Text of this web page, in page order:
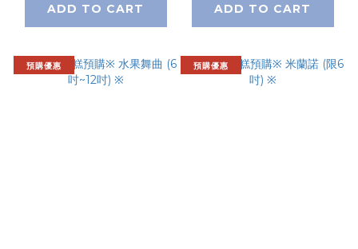
ADD TO CART ADD TO CART
預購優惠 預購優惠